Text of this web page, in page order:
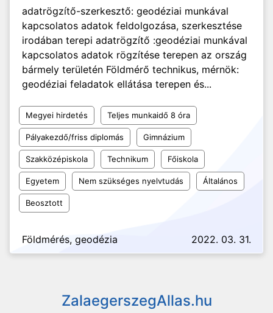
adatrögzítő-szerkesztő: geodéziai munkával
kapcsolatos adatok feldolgozása, szerkesztése
irodában terepi adatrögzítő :geodéziai munkával
kapcsolatos adatok rögzítése terepen az ország
bármely területén Földmérő technikus, mérnök:
geodéziai feladatok ellátása terepen és...
Megyei hirdetés Teljes munkaidő 8 óra
Pályakezdő/friss diplomás Gimnázium
Szakközépiskola Technikum Főiskola
Egyetem Nem szükséges nyelvtudás Általános
Beosztott
Földmérés, geodézia 2022. 03. 31.
ZalaegerszegAllas.hu